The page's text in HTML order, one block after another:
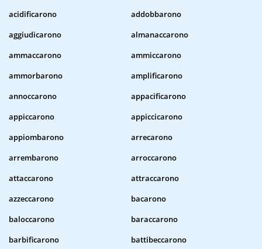
acidificarono
addobbarono
aggiudicarono
almanaccarono
ammaccarono
ammiccarono
ammorbarono
amplificarono
annoccarono
appacificarono
appiccarono
appiccicarono
appiombarono
arrecarono
arrembarono
arroccarono
attaccarono
attraccarono
azzeccarono
bacarono
baloccarono
baraccarono
barbificarono
battibeccarono